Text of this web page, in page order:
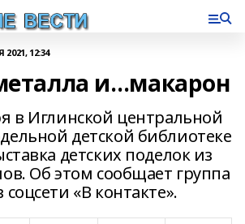
2021, 12:34
и…макарон
в Иглинской центральной
детской библиотеке
детских поделок из
Об этом сообщает группа
«В контакте».